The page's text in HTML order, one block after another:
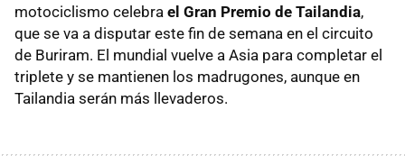
motociclismo celebra el Gran Premio de Tailandia,
que se va a disputar este fin de semana en el circuito
de Buriram. El mundial vuelve a Asia para completar el
triplete y se mantienen los madrugones, aunque en
Tailandia serán más llevaderos.